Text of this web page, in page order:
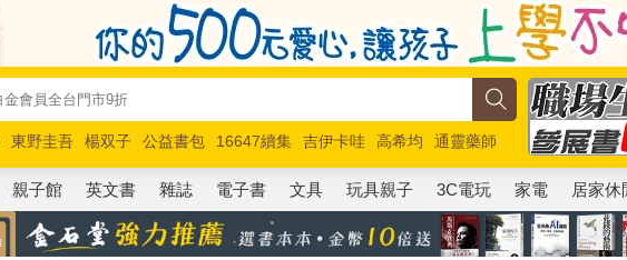
東野圭吾 楊双子 公益書包 16647續集 吉伊卡哇 高希均
通靈藥師
德賽 路邊攤新作 馬斯克 玩具總動員5 超慢跑
親子館 英文書 雜誌 電子書 文具 玩具親子 3C電玩 家電 居家休